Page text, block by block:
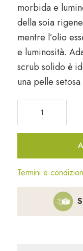
morbida e
della soia
mentre l’olio
e luminosità.
scrub solido è
una pelle
Corpo
65
gr
Termini e